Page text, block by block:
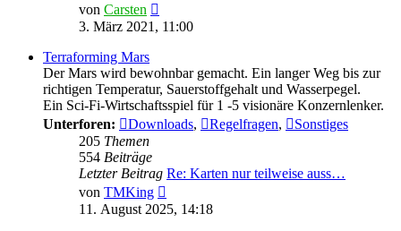
von Carsten
Beitrag
3. März 2021, 11:00
Terraforming Mars
Der Mars wird bewohnbar gemacht. Ein langer Weg bis zur
richtigen Temperatur, Sauerstoffgehalt und Wasserpegel.
Ein Sci-Fi-Wirtschaftsspiel für 1 -5 visionäre Konzernlenker.
Unterforen:
Downloads, Regelfragen,
Sonstiges
205 Themen
554 Beiträge
Letzter Beitrag Re: Karten nur teilweise auss…
von TMKing
Beitrag
11. August 2025, 14:18